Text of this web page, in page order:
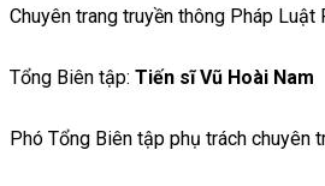
Chuyên trang truyền thông Pháp Luật
Tổng Biên tập: Tiến sĩ Vũ Hoài Nam
Phó Tổng Biên tập phụ trách chuyên